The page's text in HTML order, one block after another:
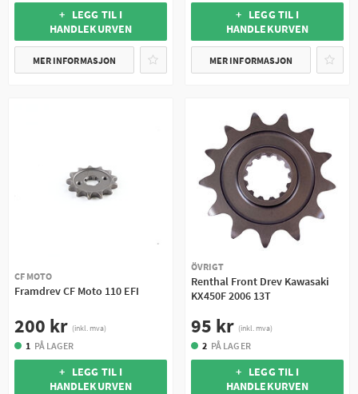
+ LEGG TIL I
HANDLEKURVEN
MER INFORMASJON
+ LEGG TIL I
HANDLEKURVEN
MER INFORMASJON
CF MOTO
Framdrev CF Moto 110 EFI
200 kr (inkl. mva)
1 PÅ LAGER
+ LEGG TIL I
HANDLEKURVEN
ÖVRIGT
Renthal Front Drev Kawasaki
KX450F 2006 13T
95 kr (inkl. mva)
2 PÅ LAGER
+ LEGG TIL I
HANDLEKURVEN